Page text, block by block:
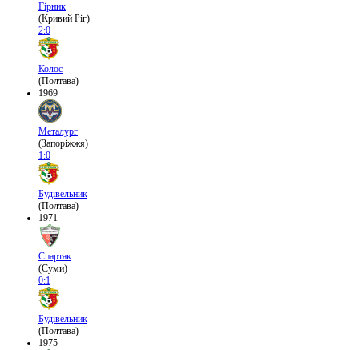
Гірник
(Кривий Ріг)
2:0
Колос
(Полтава)
1969
Металург
(Запоріжжя)
1:0
Будівельник
(Полтава)
1971
Спартак
(Суми)
0:1
Будівельник
(Полтава)
1975